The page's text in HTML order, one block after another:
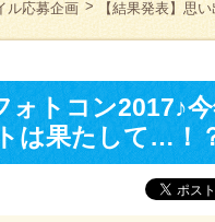
ル応募企画 【結果発表】思
ォトコン2017♪
は果たして…！